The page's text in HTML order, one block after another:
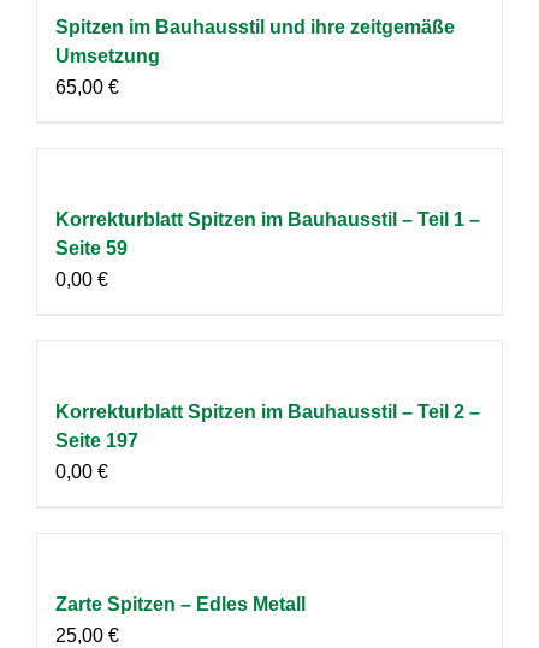
Spitzen im Bauhausstil und ihre zeitgemäße
Umsetzung
65,00 €
Korrekturblatt Spitzen im Bauhausstil – Teil 1 –
Seite 59
0,00 €
Korrekturblatt Spitzen im Bauhausstil – Teil 2 –
Seite 197
0,00 €
Zarte Spitzen – Edles Metall
25,00 €